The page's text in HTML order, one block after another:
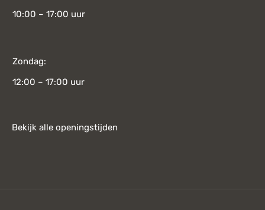
10:00 – 17:00 uur
Zondag:
12:00 – 17:00 uur
Bekijk alle openingstijden